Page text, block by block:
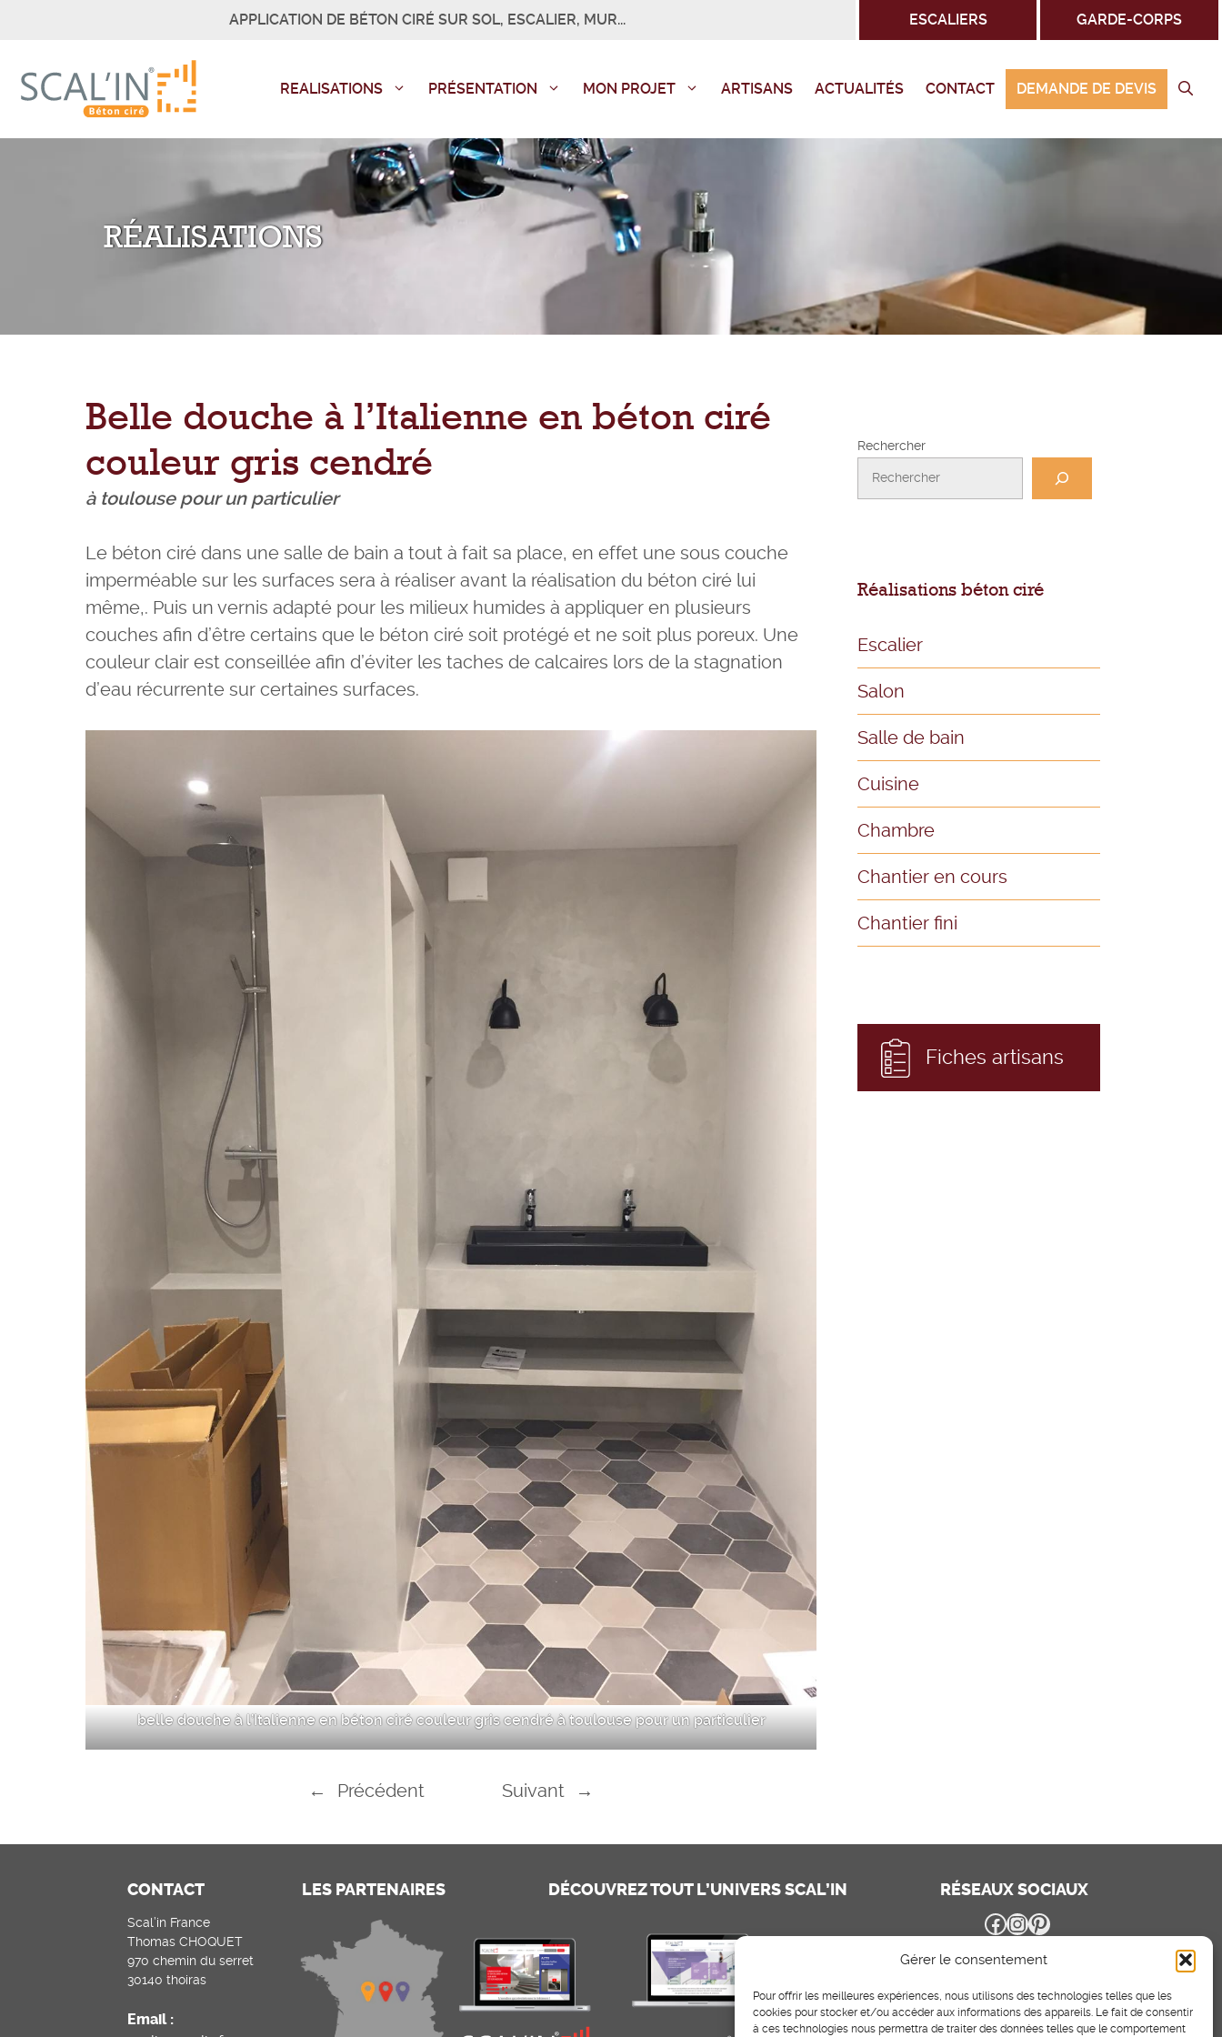
Gérer le consentement
Pour offrir les meilleures expériences, nous utilisons des technologies telles que les
cookies pour stocker et/ou accéder aux informations des appareils. Le fait de consentir
à ces technologies nous permettra de traiter des données telles que le comportement
contenu
APPLICATION DE BÉTON CIRÉ SUR SOL, ESCALIER, MUR... ESCALIERS GARDE-CORPS
REALISATIONS PRÉSENTATION MON PROJET ARTISANS ACTUALITÉS CONTACT DEMANDE DE DEVIS
RÉALISATIONS
Belle douche à l’Italienne en béton ciré
couleur gris cendré
à toulouse pour un particulier
Le béton ciré dans une salle de bain a tout à fait sa place, en effet une sous couche
imperméable sur les surfaces sera à réaliser avant la réalisation du béton ciré lui
même,. Puis un vernis adapté pour les milieux humides à appliquer en plusieurs
couches afin d’être certains que le béton ciré soit protégé et ne soit plus poreux. Une
couleur clair est conseillée afin d’éviter les taches de calcaires lors de la stagnation
d’eau récurrente sur certaines surfaces.
belle douche à l’Italienne en béton ciré couleur gris cendré à toulouse pour un particulier
← Précédent Suivant →
Rechercher
Réalisations béton ciré
Escalier
Salon
Salle de bain
Cuisine
Chambre
Chantier en cours
Chantier fini
Fiches artisans
CONTACT
Scal’in France
Thomas CHOQUET
970 chemin du serret
30140 thoiras
Email :
LES PARTENAIRES DÉCOUVREZ TOUT L’UNIVERS SCAL’IN RÉSEAUX SOCIAUX
Facebook
Instagram
Pinterest